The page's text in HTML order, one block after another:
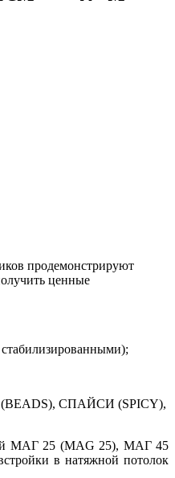
продемонстрируют
ценные
(BEADS), СПАЙСИ (SPICY),
МАГ 25 (МAG 25), МАГ 45
в натяжной потолок